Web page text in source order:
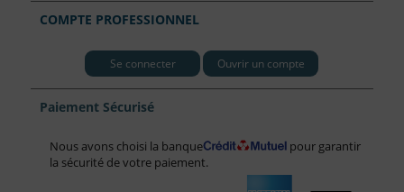
COMPTE PROFESSIONNEL
Se connecter Ouvrir un compte
Paiement Sécurisé
Nous avons choisi la banque
pour garantir
la sécurité de votre paiement.